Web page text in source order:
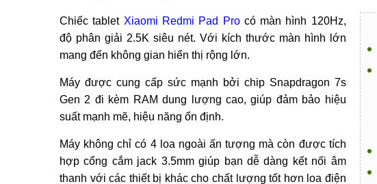
Chiếc tablet Xiaomi Redmi Pad Procó màn hình 120Hz,
độ phân giải 2.5K siêu nét. Với kích thước màn hình lớn
mang đến không gian hiển thị rộng lớn.
Máy được cung cấp sức mạnh bởi chip Snapdragon 7s
Gen 2 đi kèm RAM dung lượng cao, giúp đảm bảo hiệu
suất mạnh mẽ, hiệu năng ổn định.
Máy không chỉ có 4 loa ngoài ấn tượng mà còn được tích
hợp cổng cắm jack 3.5mm giúp bạn dễ dàng kết nối âm
thanh với các thiết bị khác cho chất lượng tốt hơn loa điện